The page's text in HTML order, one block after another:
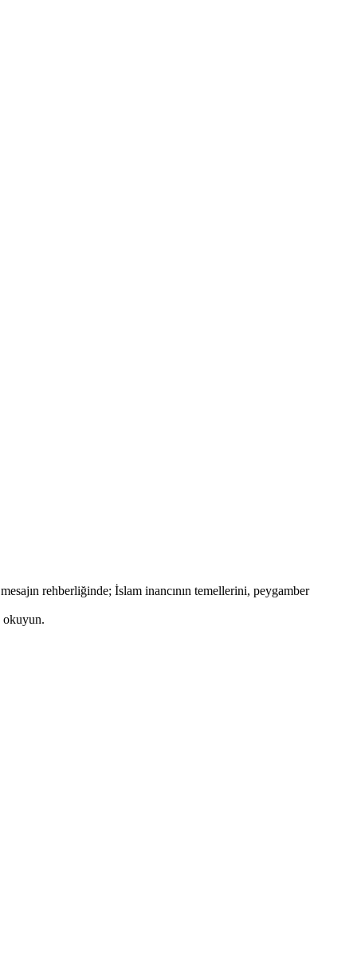
rehberliğinde; İslam inancının temellerini, peygamber
okuyun.